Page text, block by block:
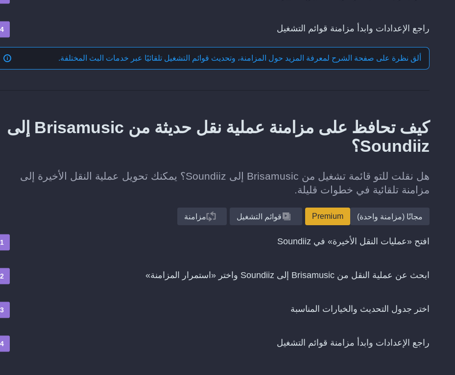
راجع الإعدادات وابدأ مزامنة قوائم التشغيل
ألق نظرة على صفحة الشرح لمعرفة المزيد حول المزامنة، وتحديث قوائم التشغيل تلقائيًا عبر خدمات البث المختلفة.
كيف تحافظ على مزامنة عملية نقل حديثة من Brisamusic إلى
Soundiiz؟
هل نقلت للتو قائمة تشغيل من Brisamusic إلى Soundiiz؟ يمكنك تحويل عملية النقل الأخيرة إلى
مزامنة تلقائية في خطوات قليلة.
مجانًا (مزامنة واحدة) Premium قوائم التشغيل مزامنة
افتح «عمليات النقل الأخيرة» في Soundiiz
ابحث عن عملية النقل من Brisamusic إلى Soundiiz واختر «استمرار المزامنة»
اختر جدول التحديث والخيارات المناسبة
راجع الإعدادات وابدأ مزامنة قوائم التشغيل